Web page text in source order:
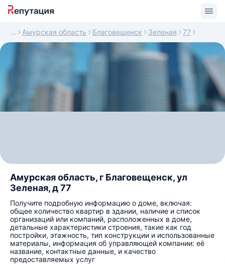
Амурская область Благовещенск Зеленая 77
Амурская область, г Благовещенск, ул
Зеленая, д 77
Получите подробную информацию о доме, включая:
общее количество квартир в здании, наличие и список
организаций или компаний, расположенных в доме,
детальные характеристики строения, такие как год
постройки, этажность, тип конструкции и использованные
материалы, информация об управляющей компании: её
название, контактные данные, и качество
предоставляемых услуг